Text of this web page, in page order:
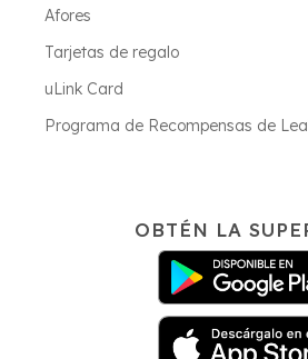
Afores
Tarjetas de regalo
uLink Card
Programa de Recompensas de
OBTÉN LA